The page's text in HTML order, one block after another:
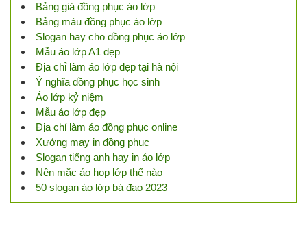
Bảng giá đồng phục áo lớp
Bảng màu đồng phục áo lớp
Slogan hay cho đồng phục áo lớp
Mẫu áo lớp A1 đẹp
Địa chỉ làm áo lớp đẹp tại hà nội
Ý nghĩa đồng phục học sinh
Áo lớp kỷ niệm
Mẫu áo lớp đẹp
Địa chỉ làm áo đồng phục online
Xưởng may in đồng phục
Slogan tiếng anh hay in áo lớp
Nên mặc áo họp lớp thế nào
50 slogan áo lớp bá đạo 2023